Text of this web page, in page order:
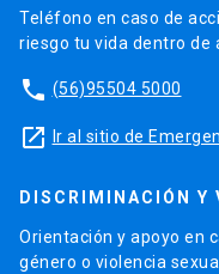
Teléfono en caso de
riesgo tu vida dentro de
phone (56)95504 5000
launch Ir al sitio de
DISCRIMINACIÓN Y
Orientación y apoyo en
género o violencia sexual.